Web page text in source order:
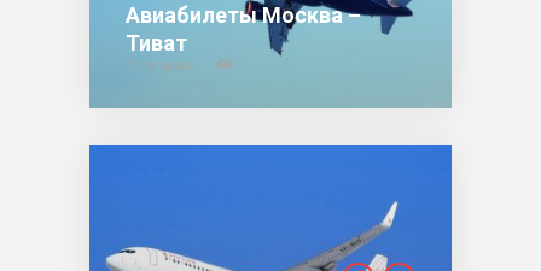
Авиабилеты Москва –
Тиват
7 лет назад